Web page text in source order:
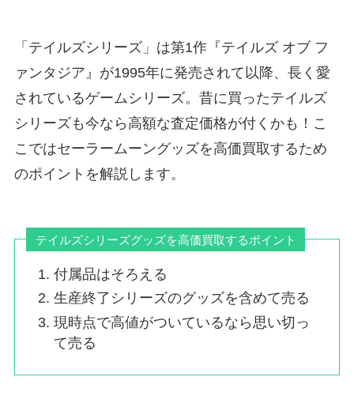
「テイルズシリーズ」は第1作『テイルズ オブ フ
ァンタジア』が1995年に発売されて以降、長く愛
されているゲームシリーズ。昔に買ったテイルズ
シリーズも今なら高額な査定価格が付くかも！こ
こではセーラームーングッズを高価買取するため
のポイントを解説します。
テイルズシリーズグッズを高価買取するポイント
付属品はそろえる
生産終了シリーズのグッズを含めて売る
現時点で高値がついているなら思い切っ
て売る